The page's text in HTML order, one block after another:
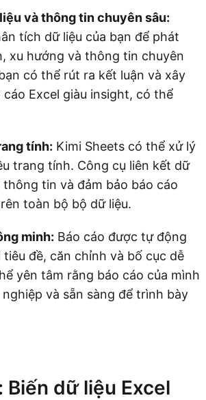
và thông tin chuyên sâu:
tích dữ liệu của bạn để phát
xu hướng và thông tin chuyên
có thể rút ra kết luận và xây
Excel giàu insight, có thể
tính: Kimi Sheets có thể xử lý
trang tính. Công cụ liên kết dữ
thông tin và đảm bảo báo cáo
toàn bộ bộ dữ liệu.
minh: Báo cáo được tự động
đề, căn chỉnh và bố cục dễ
yên tâm rằng báo cáo của mình
và sẵn sàng để trình bày
Biến dữ liệu Excel